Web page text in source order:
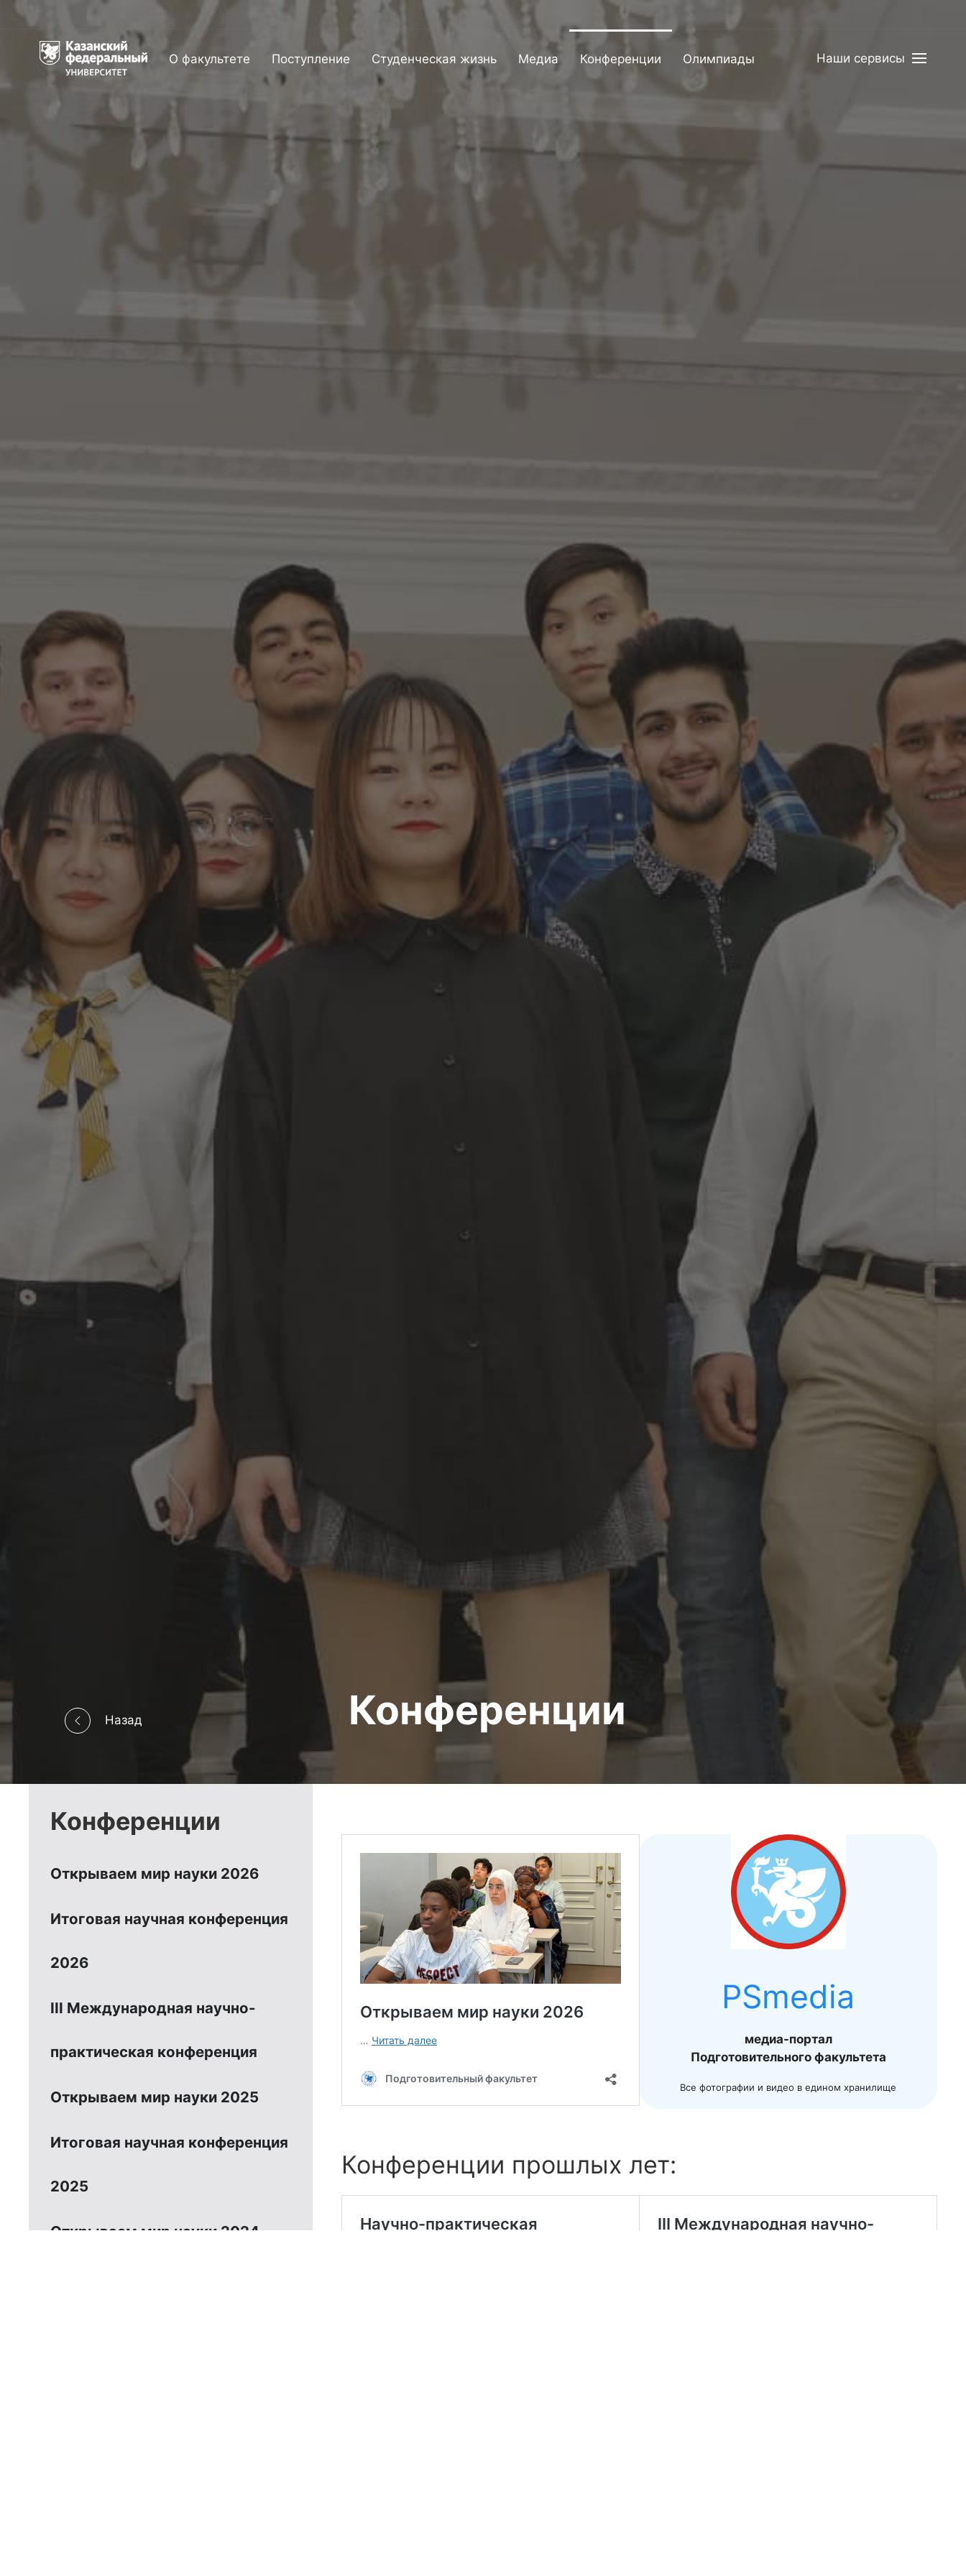
О факультете Поступление Студенческая жизнь Медиа Конференции Олимпиады Наши сервисы
Назад Конференции
Конференции
Открываем мир науки 2026
Итоговая научная конференция
2026
III Международная научно-
практическая конференция
Открываем мир науки 2025
Итоговая научная конференция
2025
Открываем мир науки 2024
PSmedia
медиа-портал
Подготовительного факультета
Все фотографии и видео в едином хранилище
Конференции прошлых лет: